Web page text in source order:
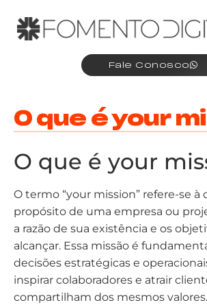
Fale Conosco
O que é your
O que é your
O termo “your mission” refere-se à
propósito de uma empresa ou
a razão de sua existência e os
alcançar. Essa missão é
decisões estratégicas e
inspirar colaboradores e atrair
compartilham dos mesmos